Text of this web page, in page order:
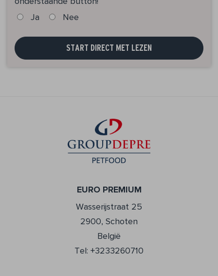
Ja
Nee
START DIRECT MET LEZEN
EURO PREMIUM
Wasserijstraat 25
2900, Schoten
België
Tel: +3233260710